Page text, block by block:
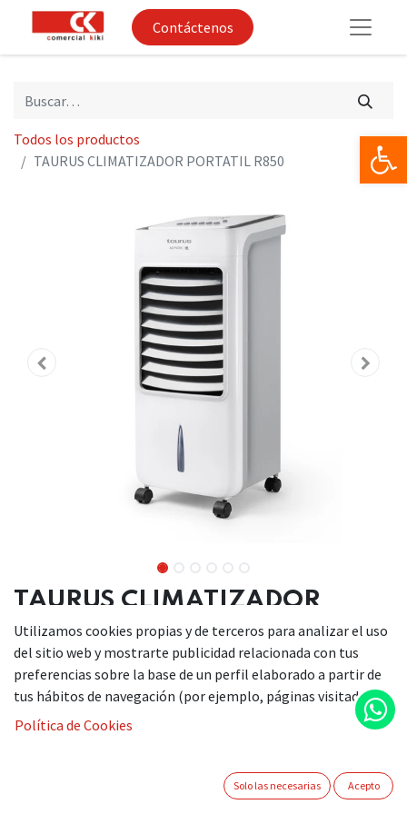
Contáctenos
Todos los productos
TAURUS CLIMATIZADOR PORTATIL R850
TAURUS CLIMATIZADOR
PORTATIL R850
80W
Sistema de refrigeración que ventila, refresca y
humidifica el ambiente
3 modos de funcionamiento: normal, brisa, noche
2 funciones: ventilador y climatizador
Utilizamos cookies propias y de terceros para analizar el uso
del sitio web y mostrarte publicidad relacionada con tus
preferencias sobre la base de un perfil elaborado a partir de
tus hábitos de navegación (por ejemplo, páginas visitadas).
Política de Cookies
Solo las necesarias Acepto